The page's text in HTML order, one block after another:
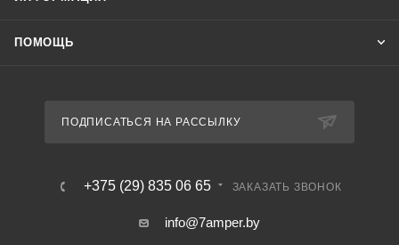
ПОМОЩЬ
ПОДПИСАТЬСЯ НА РАССЫЛКУ
+375 (29) 835 06 65 ЗАКАЗАТЬ ЗВОНОК
info@7amper.by